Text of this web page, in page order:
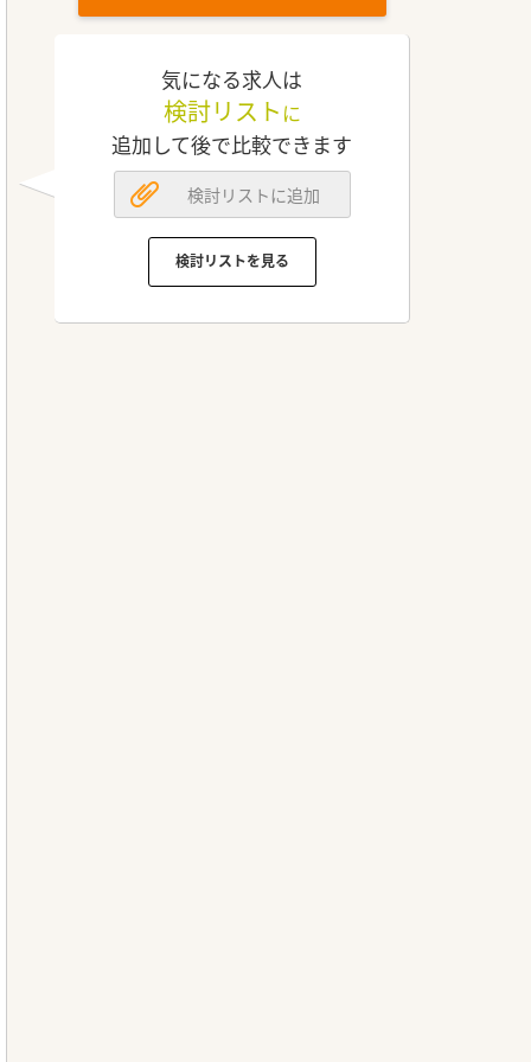
気になる求人は
検討リスト に
追加して後で比較できます
検討リストに追加
検討リストを見る